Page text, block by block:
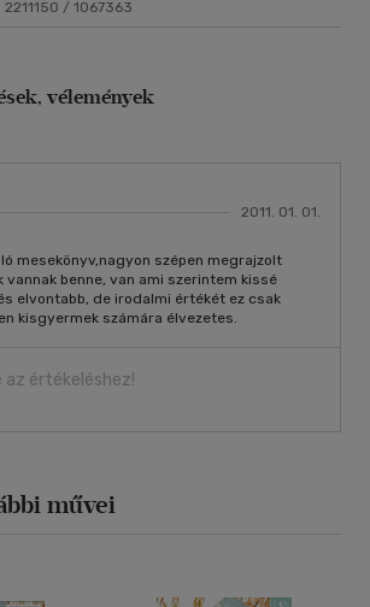
2211150 / 1067363
vélemények
2011. 01. 01.
mesekönyv,nagyon szépen megrajzolt
benne, van ami szerintem kissé
elvontabb, de irodalmi értékét ez csak
kisgyermek számára élvezetes.
az értékeléshez!
művei